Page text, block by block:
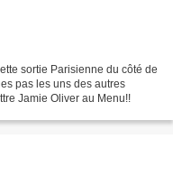
sortie Parisienne du côté de
pas les uns des autres
Jamie Oliver au Menu!!